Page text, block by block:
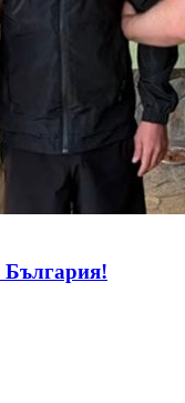
България!